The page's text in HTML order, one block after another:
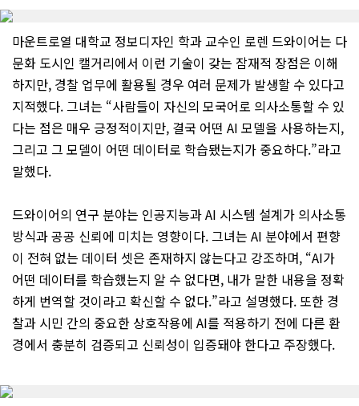
마운트로열 대학교 정보디자인 학과 교수인 로렌 드와이어는 다
문화 도시인 캘거리에서 이런 기술이 갖는 잠재적 장점은 이해
하지만, 경찰 업무에 활용될 경우 여러 문제가 발생할 수 있다고
지적했다. 그녀는 “사람들이 자신의 모국어로 의사소통할 수 있
다는 점은 매우 긍정적이지만, 결국 어떤 AI 모델을 사용하는지,
그리고 그 모델이 어떤 데이터로 학습됐는지가 중요하다.”라고
말했다.
드와이어의 연구 분야는 인공지능과 AI 시스템 설계가 의사소통
방식과 공공 신뢰에 미치는 영향이다. 그녀는 AI 분야에서 편향
이 전혀 없는 데이터 셋은 존재하지 않는다고 강조하며, “AI가
어떤 데이터를 학습했는지 알 수 없다면, 내가 말한 내용을 정확
하게 번역할 것이라고 확신할 수 없다.”라고 설명했다. 또한 경
찰과 시민 간의 중요한 상호작용에 AI를 적용하기 전에 다른 환
경에서 충분히 검증되고 신뢰성이 입증돼야 한다고 주장했다.